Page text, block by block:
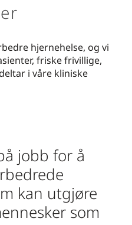
hjernehelse, og vi
friske frivillige,
i våre kliniske
jobb for å
kan utgjøre
som